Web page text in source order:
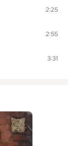
2:25
2:55
3:31